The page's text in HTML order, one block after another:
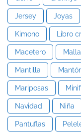
Jersey Joyas
Kimono Libro
Macetero
Mantilla
Mariposas
Navidad Niña
Pantuflas